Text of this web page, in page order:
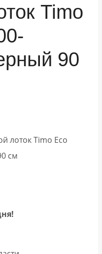
Timo
90
лоток Timo Eco
см